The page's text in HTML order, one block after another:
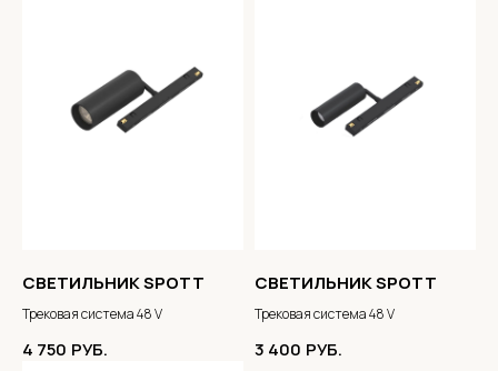
СВЕТИЛЬНИК SPOTT
Трековая система 48 V
4 750 РУБ.
СВЕТИЛЬНИК SPOTT
Трековая система 48 V
3 400 РУБ.